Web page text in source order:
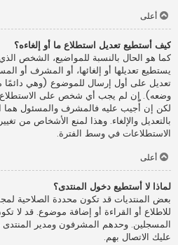
أعلى
كيف أستطيع تعديل استطلاع ما أو إلغاءه؟
كما هو الحال بالنسبة للمواضيع، الشخص
يستطيع تعديلها أو إلغائها، أو المشرف أو
تعديل على أول إرسال للموضوع (وهي دائمًا
وضعه). إن لم يجب أي شخص على الاستطلاع
لكن إن أُجيب عليه فالمشرف والمسئول هما
بالتعديل والإلغاء. وهذا لمنع الأشخاص من
الاستطلاعات في وسط الفترة.
أعلى
لماذا لا أستطيع دخول المنتدى؟
بعض المنتديات قد تكون محددة الصلاحية
للاطلاع أو القراءة أو إضافة موضوع. قد لا
المسجلين. وحدهم المشرفون ومدير المنتدى
عليك الاتصال بهم.